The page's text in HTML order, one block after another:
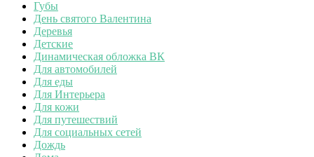
Губы
День святого Валентина
Деревья
Детские
Динамическая обложка ВК
Для автомобилей
Для еды
Для Интерьера
Для кожи
Для путешествий
Для социальных сетей
Дождь